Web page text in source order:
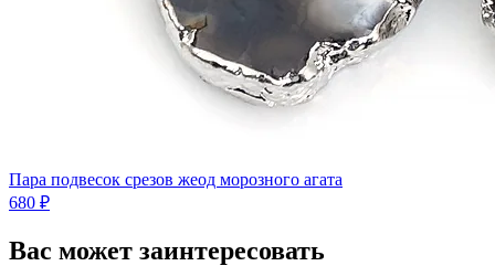
Пара подвесок срезов жеод морозного агата
680 ₽
Вас может заинтересовать